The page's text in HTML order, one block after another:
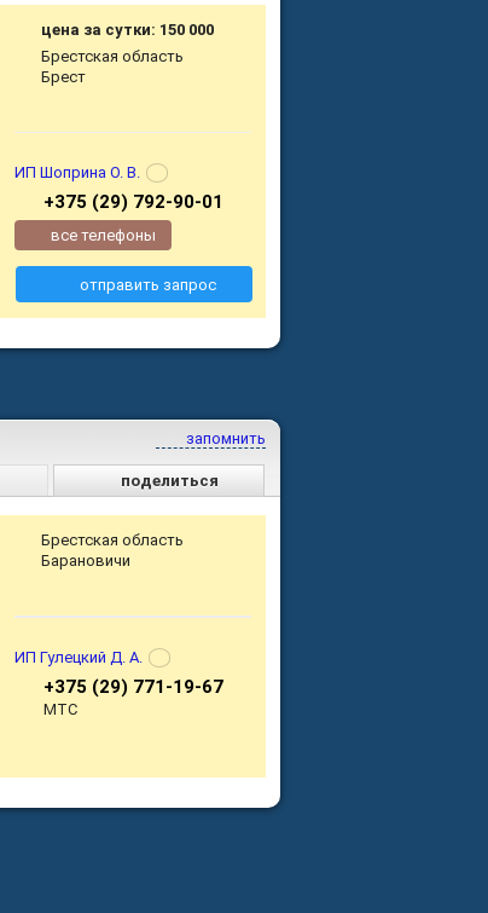
цена за сутки: 150 000
Брестская область
Брест
ИП Шоприна О. В.
+375 (29) 792-90-01
все телефоны
отправить запрос
запомнить
поделиться
Брестская область
Барановичи
ИП Гулецкий Д. А.
+375 (29) 771-19-67
МТС